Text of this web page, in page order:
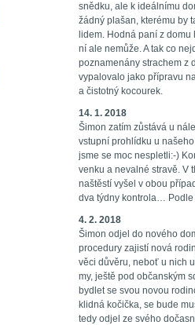
snědku, ale k ideálnímu
žádný plašan, kterému by
lidem. Hodná paní z
ní ale nemůže. A tak co
poznamenány strachem z
vypalovalo jako přípravu
a čistotný kocourek.
14. 1. 2018
Šimon zatím zůstává u
vstupní prohlídku u
jsme se moc nespletli:-)
venku a nevalné stravě. V
naštěstí vyšel v obou
dva týdny kontrola… Podle
4. 2. 2018
Šimon odjel do nového
procedury zajistí nová
věci důvěru, neboť u nich
my, ještě pod občanským
bydlet se svou novou
klidná kočička, se bude
tedy odjel ze svého